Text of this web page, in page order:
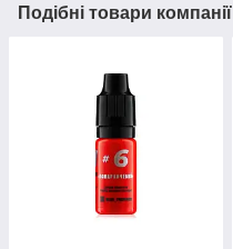
Подібні товари компанії